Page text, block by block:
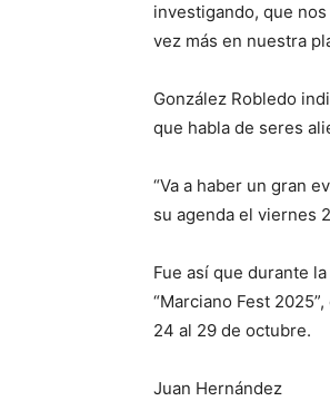
investigando, que
vez más en nuestra
González Robledo
que habla de seres
“Va a haber un gran
su agenda el viernes
Fue así que durante
“Marciano Fest
24 al 29 de octubre.
Juan Hernández